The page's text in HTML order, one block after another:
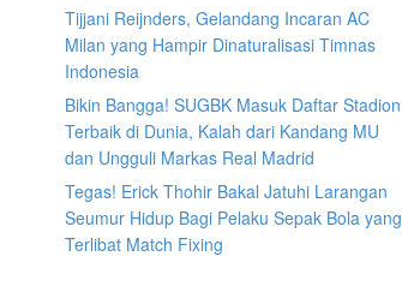
Tijjani Reijnders, Gelandang Incaran AC
Milan yang Hampir Dinaturalisasi Timnas
Indonesia
Bikin Bangga! SUGBK Masuk Daftar Stadion
Terbaik di Dunia, Kalah dari Kandang MU
dan Ungguli Markas Real Madrid
Tegas! Erick Thohir Bakal Jatuhi Larangan
Seumur Hidup Bagi Pelaku Sepak Bola yang
Terlibat Match Fixing